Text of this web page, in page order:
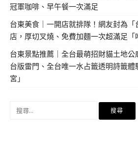
冠軍咖啡、早午餐一次滿足
台東美食｜一開店就排隊！網友封為
店，厚切叉燒、免費加麵一次超滿足「
台東景點推薦｜全台最萌招財貓土地公
台版雷門、全台唯一水占籤透明詩籤
宮」